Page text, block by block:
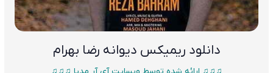
دانلود ریمیکس دیوانه رضا بهرام